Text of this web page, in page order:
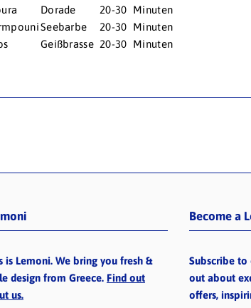
Dorade
20-30 Minuten
Seebarbe 20-30 Minuten
Geißbrasse 20-30 Minuten
is Lemoni. We bring you fresh &
design from Greece. Find out
us.
Become a
Subscribe
out about
offers,